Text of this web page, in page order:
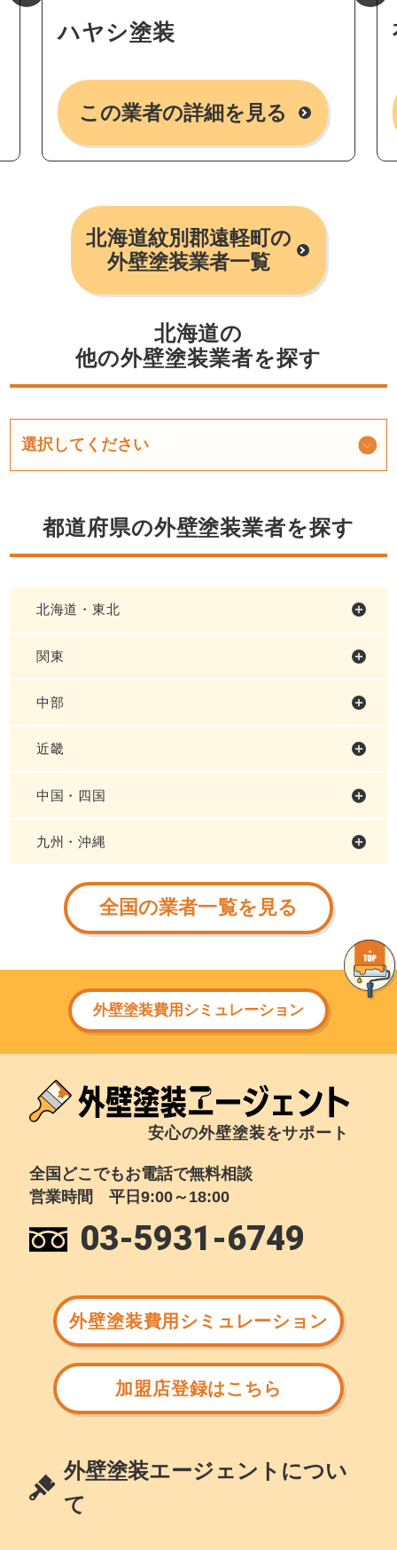
ハヤシ塗装
この業者の詳細を見る
北海道紋別郡遠軽町の
外壁塗装業者一覧
北海道の
他の外壁塗装業者を探す
都道府県の外壁塗装業者を探す
北海道・東北
関東
中部
近畿
中国・四国
九州・沖縄
全国の業者一覧を見る
外壁塗装費用シミュレーション
安心の外壁塗装をサポート
全国どこでもお電話で無料相談
営業時間 平日9:00～18:00
03-5931-6749
外壁塗装費用シミュレーション
加盟店登録はこちら
外壁塗装エージェントについ
て